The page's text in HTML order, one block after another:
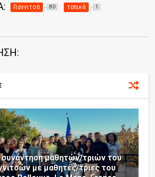
Γιαννιτσά 80 τοπικά 1
συνάντηση μαθητών/τριών του
με μαθητές/τριες του